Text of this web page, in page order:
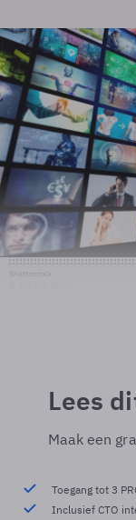
Lees
Maak een
Toegang tot 3
Inclusief CTO